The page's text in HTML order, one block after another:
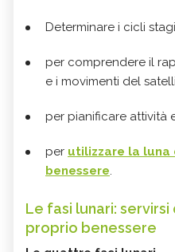
Determinare i cicli
per comprendere il
e i movimenti del
per pianificare attività
per utilizzare la luna
benessere.
Le fasi lunari:
proprio benessere